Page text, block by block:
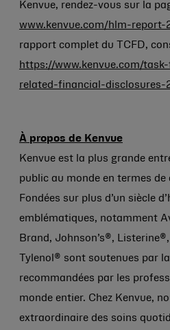
Kenvue, rendez-vous sur la
www.kenvue.com/hlm-report-
rapport complet du TCFD,
https://www.kenvue.com/
related-financial-disclosures-
À propos de Kenvue
Kenvue est la plus grande
public au monde en termes de
Fondées sur plus d’un siècle
emblématiques, notamment
Brand, Johnson’s®,
Tylenol® sont soutenues par
recommandées par les
monde entier. Chez Kenvue,
extraordinaire des soins